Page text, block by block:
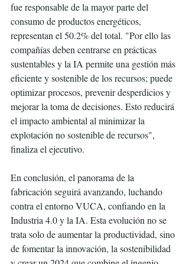
fue responsable de la mayor parte del
consumo de productos energéticos,
representan el 50.2% del total. "Por ello las
compañías deben centrarse en prácticas
sustentables y la IA permite una gestión más
eficiente y sostenible de los recursos; puede
optimizar procesos, prevenir desperdicios y
mejorar la toma de decisiones. Esto reducirá
el impacto ambiental al minimizar la
explotación no sostenible de recursos",
finaliza el ejecutivo.
En conclusión, el panorama de la
fabricación seguirá avanzando, luchando
contra el entorno VUCA, confiando en la
Industria 4.0 y la IA. Esta evolución no se
trata solo de aumentar la productividad, sino
de fomentar la innovación, la sostenibilidad